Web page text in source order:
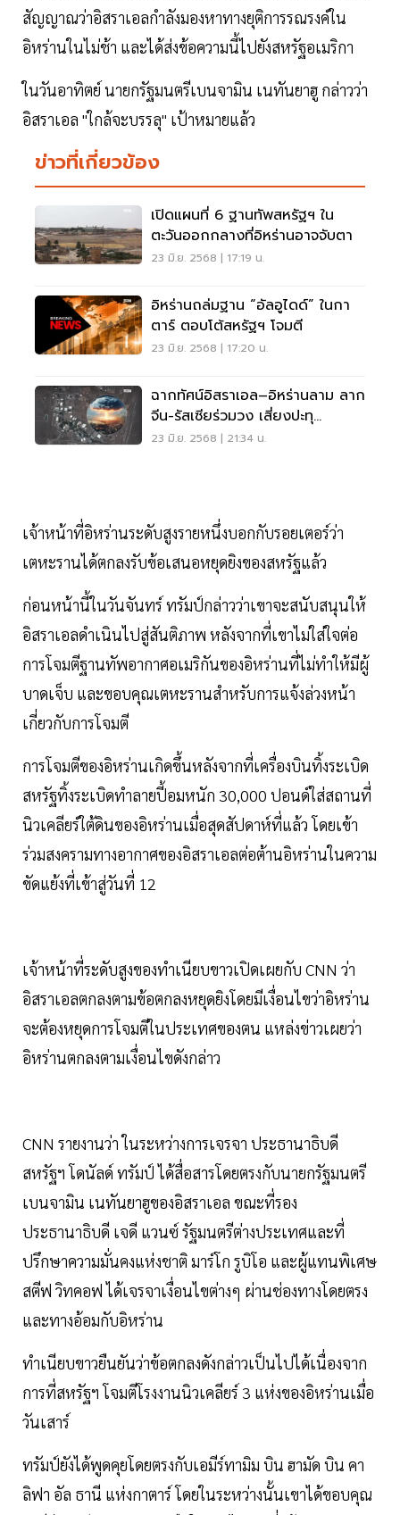
สัญญาณว่าอิสราเอลกำลังมองหาทางยุติการรณรงค์ใน
อิหร่านในไม่ช้า และได้ส่งข้อความนี้ไปยังสหรัฐอเมริกา
ในวันอาทิตย์ นายกรัฐมนตรีเบนจามิน เนทันยาฮู กล่าวว่า
อิสราเอล "ใกล้จะบรรลุ" เป้าหมายแล้ว
ข่าวที่เกี่ยวข้อง
เปิดแผนที่ 6 ฐานทัพสหรัฐฯ ใน
ตะวันออกกลางที่อิหร่านอาจจับตา
23 มิ.ย. 2568 | 17:19 น.
อิหร่านถล่มฐาน “อัลอูไดด์” ในกา
ตาร์ ตอบโต้สหรัฐฯ โจมตี
23 มิ.ย. 2568 | 17:20 น.
ฉากทัศน์อิสราเอล–อิหร่านลาม ลาก
จีน-รัสเซียร่วมวง เสี่ยงปะทุ
สงครามโลกครั้งที่ 3
23 มิ.ย. 2568 | 21:34 น.
เจ้าหน้าที่อิหร่านระดับสูงรายหนึ่งบอกกับรอยเตอร์ว่า
เตหะรานได้ตกลงรับข้อเสนอหยุดยิงของสหรัฐแล้ว
ก่อนหน้านี้ในวันจันทร์ ทรัมป์กล่าวว่าเขาจะสนับสนุนให้
อิสราเอลดำเนินไปสู่สันติภาพ หลังจากที่เขาไม่ใส่ใจต่อ
การโจมตีฐานทัพอากาศอเมริกันของอิหร่านที่ไม่ทำให้มีผู้
บาดเจ็บ และขอบคุณเตหะรานสำหรับการแจ้งล่วงหน้า
เกี่ยวกับการโจมตี
การโจมตีของอิหร่านเกิดขึ้นหลังจากที่เครื่องบินทิ้งระเบิด
สหรัฐทิ้งระเบิดทำลายปี้อมหนัก 30,000 ปอนด์ใส่สถานที่
นิวเคลียร์ใต้ดินของอิหร่านเมื่อสุดสัปดาห์ที่แล้ว โดยเข้า
ร่วมสงครามทางอากาศของอิสราเอลต่อต้านอิหร่านในความ
ขัดแย้งที่เข้าสู่วันที่ 12
เจ้าหน้าที่ระดับสูงของทำเนียบขาวเปิดเผยกับ CNN ว่า
อิสราเอลตกลงตามข้อตกลงหยุดยิงโดยมีเงื่อนไขว่าอิหร่าน
จะต้องหยุดการโจมตีในประเทศของตน แหล่งข่าวเผยว่า
อิหร่านตกลงตามเงื่อนไขดังกล่าว
CNN รายงานว่า ในระหว่างการเจรจา ประธานาธิบดี
สหรัฐฯ โดนัลด์ ทรัมป์ ได้สื่อสารโดยตรงกับนายกรัฐมนตรี
เบนจามิน เนทันยาฮูของอิสราเอล ขณะที่รอง
ประธานาธิบดี เจดี แวนซ์ รัฐมนตรีต่างประเทศและที่
ปรึกษาความมั่นคงแห่งชาติ มาร์โก รูบิโอ และผู้แทนพิเศษ
สตีฟ วิทคอฟ ได้เจรจาเงื่อนไขต่างๆ ผ่านช่องทางโดยตรง
และทางอ้อมกับอิหร่าน
ทำเนียบขาวยืนยันว่าข้อตกลงดังกล่าวเป็นไปได้เนื่องจาก
การที่สหรัฐฯ โจมตีโรงงานนิวเคลียร์ 3 แห่งของอิหร่านเมื่อ
วันเสาร์
ทรัมป์ยังได้พูดคุยโดยตรงกับเอมีร์ทามิม บิน ฮามัด บิน คา
ลิฟา อัล ธานี แห่งกาตาร์ โดยในระหว่างนั้นเขาได้ขอบคุณ